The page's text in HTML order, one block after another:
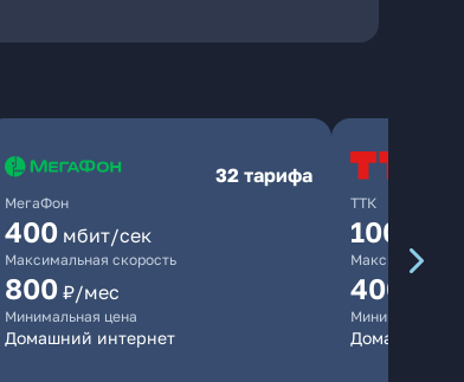
МегаФон
32 тарифа
400 мбит/сек
Максимальная скорость
800 ₽/мес
Минимальная цена
Домашний интернет
ТТК
100
Максимальная
400
Минимальная
Домашний